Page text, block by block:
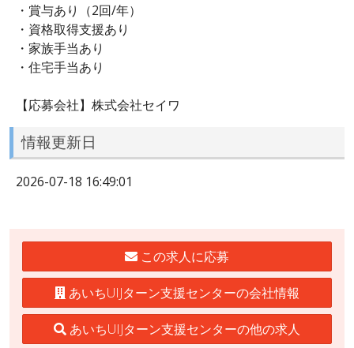
・賞与あり（2回/年）
・資格取得支援あり
・家族手当あり
・住宅手当あり
【応募会社】株式会社セイワ
情報更新日
2026-07-18 16:49:01
この求人に応募
あいちUIJターン支援センターの会社情報
あいちUIJターン支援センターの他の求人